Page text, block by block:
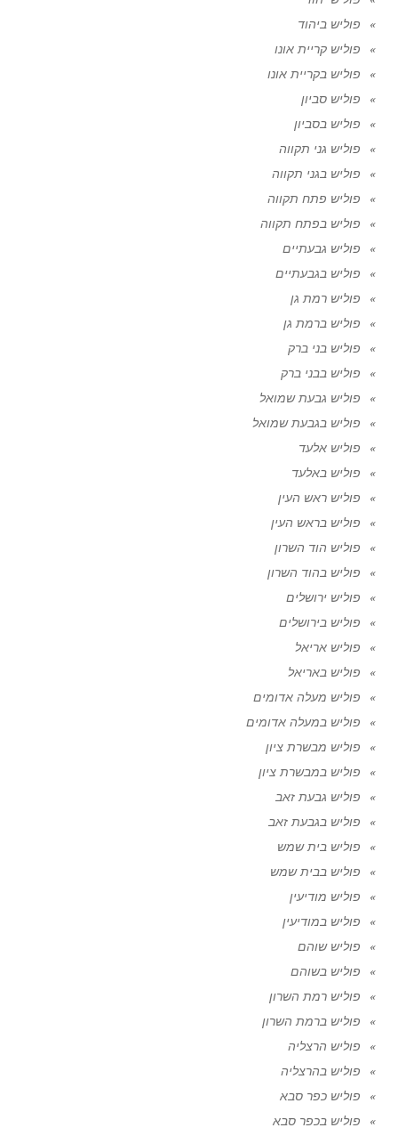
פוליש ביהוד
פוליש קריית אונו
פוליש בקריית אונו
פוליש סביון
פוליש בסביון
פוליש גני תקווה
פוליש בגני תקווה
פוליש פתח תקווה
פוליש בפתח תקווה
פוליש גבעתיים
פוליש בגבעתיים
פוליש רמת גן
פוליש ברמת גן
פוליש בני ברק
פוליש בבני ברק
פוליש גבעת שמואל
פוליש בגבעת שמואל
פוליש אלעד
פוליש באלעד
פוליש ראש העין
פוליש בראש העין
פוליש הוד השרון
פוליש בהוד השרון
פוליש ירושלים
פוליש בירושלים
פוליש אריאל
פוליש באריאל
פוליש מעלה אדומים
פוליש במעלה אדומים
פוליש מבשרת ציון
פוליש במבשרת ציון
פוליש גבעת זאב
פוליש בגבעת זאב
פוליש בית שמש
פוליש בבית שמש
פוליש מודיעין
פוליש במודיעין
פוליש שוהם
פוליש בשוהם
פוליש רמת השרון
פוליש ברמת השרון
פוליש הרצליה
פוליש בהרצליה
פוליש כפר סבא
פוליש בכפר סבא